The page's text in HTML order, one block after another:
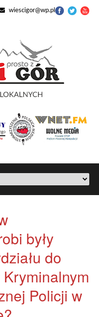
wiescigor@wp.pl
były
do
Policji w